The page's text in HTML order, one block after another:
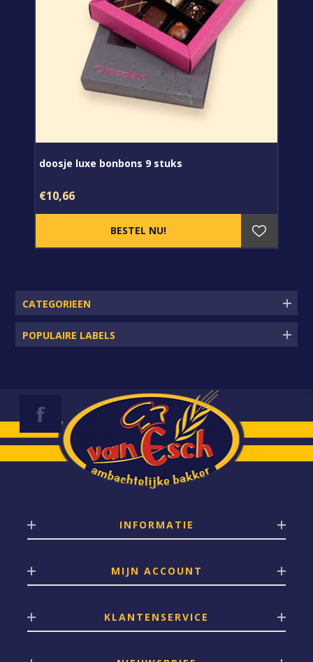
doosje luxe bonbons 9 stuks
€10,66
CATEGORIEEN
POPULAIRE LABELS
INFORMATIE
MIJN ACCOUNT
KLANTENSERVICE